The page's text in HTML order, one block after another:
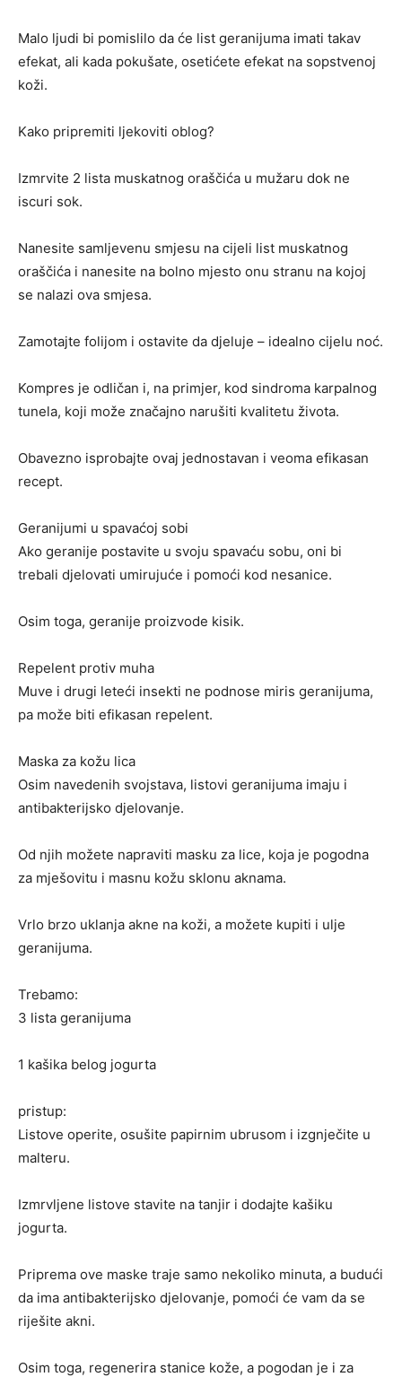
Malo ljudi bi pomislilo da će list geranijuma imati takav
efekat, ali kada pokušate, osetićete efekat na sopstvenoj
koži.
Kako pripremiti ljekoviti oblog?
Izmrvite 2 lista muskatnog oraščića u mužaru dok ne
iscuri sok.
Nanesite samljevenu smjesu na cijeli list muskatnog
oraščića i nanesite na bolno mjesto onu stranu na kojoj
se nalazi ova smjesa.
Zamotajte folijom i ostavite da djeluje – idealno cijelu noć.
Kompres je odličan i, na primjer, kod sindroma karpalnog
tunela, koji može značajno narušiti kvalitetu života.
Obavezno isprobajte ovaj jednostavan i veoma efikasan
recept.
Geranijumi u spavaćoj sobi
Ako geranije postavite u svoju spavaću sobu, oni bi
trebali djelovati umirujuće i pomoći kod nesanice.
Osim toga, geranije proizvode kisik.
Repelent protiv muha
Muve i drugi leteći insekti ne podnose miris geranijuma,
pa može biti efikasan repelent.
Maska za kožu lica
Osim navedenih svojstava, listovi geranijuma imaju i
antibakterijsko djelovanje.
Od njih možete napraviti masku za lice, koja je pogodna
za mješovitu i masnu kožu sklonu aknama.
Vrlo brzo uklanja akne na koži, a možete kupiti i ulje
geranijuma.
Trebamo:
3 lista geranijuma
1 kašika belog jogurta
pristup:
Listove operite, osušite papirnim ubrusom i izgnječite u
malteru.
Izmrvljene listove stavite na tanjir i dodajte kašiku
jogurta.
Priprema ove maske traje samo nekoliko minuta, a budući
da ima antibakterijsko djelovanje, pomoći će vam da se
riješite akni.
Osim toga, regenerira stanice kože, a pogodan je i za